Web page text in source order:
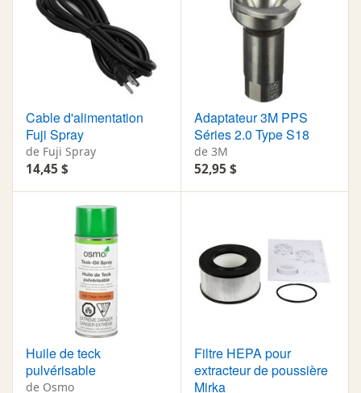
Cable d'alimentation
Fuji Spray
de Fuji Spray
14,45 $
Adaptateur 3M PPS
Séries 2.0 Type S18
de 3M
52,95 $
Huile de teck
pulvérisable
de Osmo
Filtre HEPA pour
extracteur de poussière
Mirka